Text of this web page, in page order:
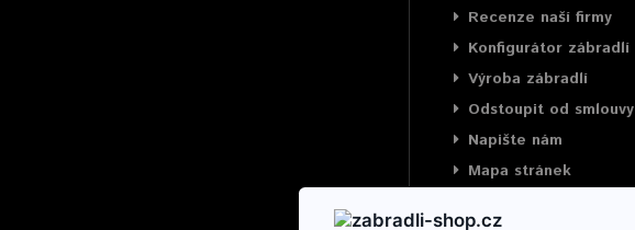
Recenze naší firmy
Konfigurátor zábradlí
Výroba zábradlí
Odstoupit od smlouvy
Napište nám
Mapa stránek